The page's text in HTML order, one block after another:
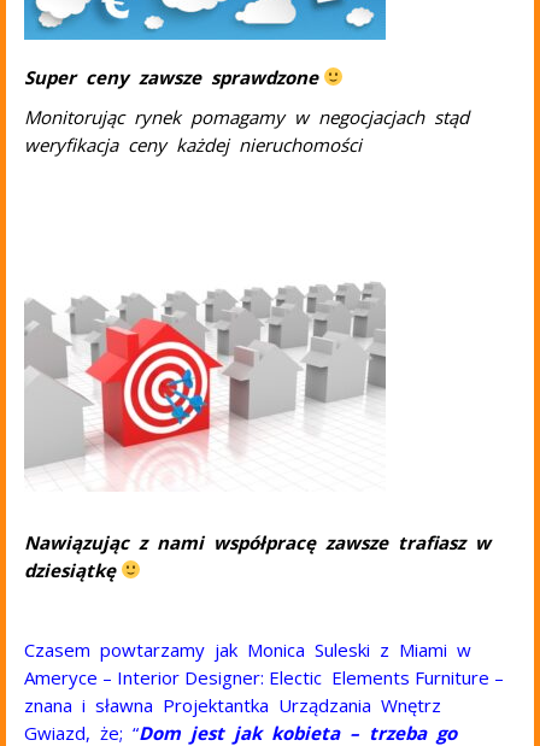
Super ceny zawsze sprawdzone
Monitorując rynek pomagamy w negocjacjach stąd
weryfikacja ceny każdej nieruchomości
Nawiązując z nami współpracę zawsze trafiasz w
dziesiątkę
Czasem powtarzamy jak Monica Suleski z Miami w
Ameryce – Interior Designer: Electic Elements Furniture –
znana i sławna Projektantka Urządzania Wnętrz
Gwiazd, że; “Dom jest jak kobieta – trzeba go